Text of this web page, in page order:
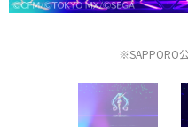
演/『初音ミク「マジカルミライ」